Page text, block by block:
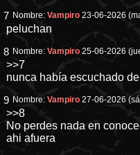
7 Nombre:Vampiro 23-06-2026
peluchan
8 Nombre:Vampiro 25-06-2026
>>7
nunca había escuchado
9 Nombre:Vampiro 27-06-2026
>>8
No perdes nada en
ahi afuera